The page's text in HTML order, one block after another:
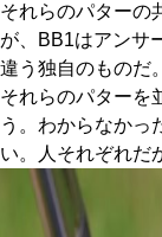
それらのパターの
が、BB1はアンサ
違う独自のものだ。
それらのパターを
う。わからなかっ
い。人それぞれだ